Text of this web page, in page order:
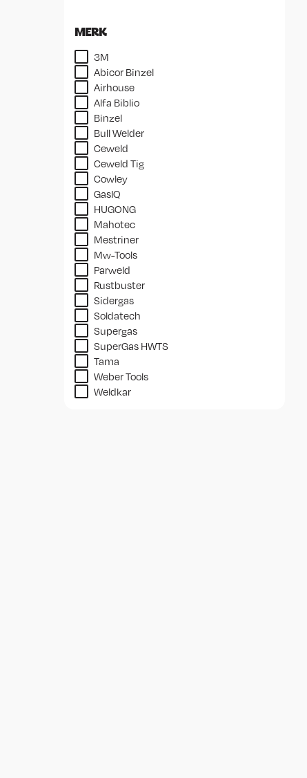
MERK
3M
Abicor Binzel
Airhouse
Alfa Biblio
Binzel
Bull Welder
Ceweld
Ceweld Tig
Cowley
GasIQ
HUGONG
Mahotec
Mestriner
Mw-Tools
Parweld
Rustbuster
Sidergas
Soldatech
Supergas
SuperGas HWTS
Tama
Weber Tools
Weldkar